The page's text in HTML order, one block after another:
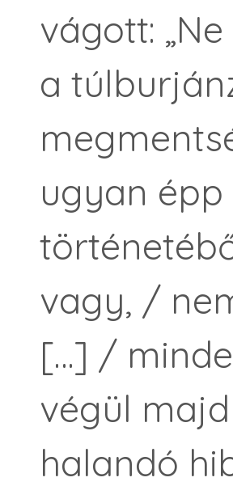
vágott:
a
ugyan
vagy, /
[…] /
végül
halandó